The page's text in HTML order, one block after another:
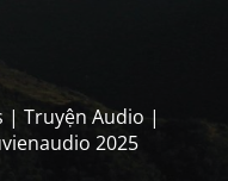
| Truyện Audio |
2025